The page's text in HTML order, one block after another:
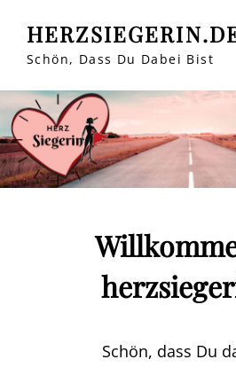
Schön, Dass Du Dabei Bist
Schön, dass Du